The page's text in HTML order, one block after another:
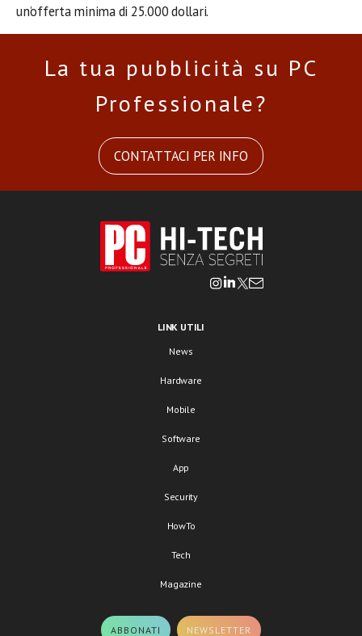
un’offerta minima di 25.000 dollari.
La tua pubblicità su PC
Professionale?
CONTATTACI PER INFO
LINK UTILI
News
Hardware
Mobile
Software
App
Security
HowTo
Tech
Magazine
ABBONATI NEWSLETTER